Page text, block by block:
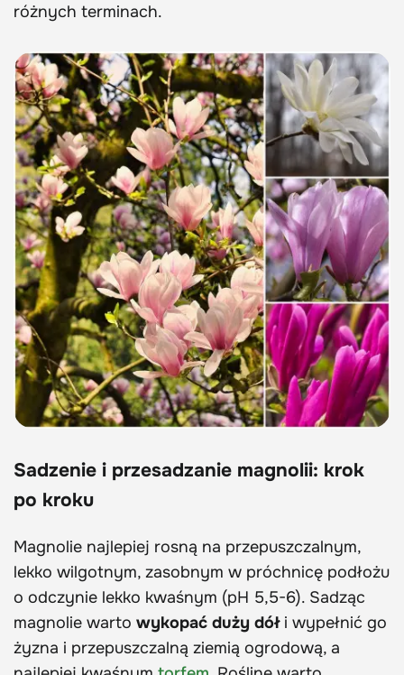
różnych terminach.
Sadzenie i przesadzanie magnolii: krok
po kroku
Magnolie najlepiej rosną na przepuszczalnym,
lekko wilgotnym, zasobnym w próchnicę podłożu
o odczynie lekko kwaśnym (pH 5,5-6). Sadząc
magnolie warto wykopać duży dółi wypełnić go
żyzna i przepuszczalną ziemią ogrodową, a